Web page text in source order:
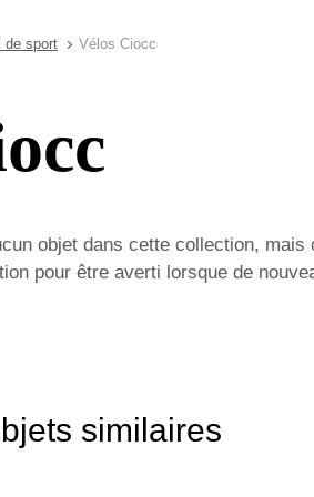
de sport Vélos Ciocc
objet dans cette collection,
pour être averti lorsque de
similaires